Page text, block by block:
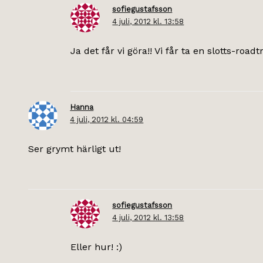
sofiegustafsson
4 juli, 2012 kl. 13:58
Ja det får vi göra!! Vi får ta en slotts-
Hanna
4 juli, 2012 kl. 04:59
Ser grymt härligt ut!
sofiegustafsson
4 juli, 2012 kl. 13:58
Eller hur! :)